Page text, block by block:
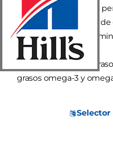
solubles en grasa. Los
por lo menos de 1-2%
para absorber las
· aportar ácidos
grasos omega-3 y